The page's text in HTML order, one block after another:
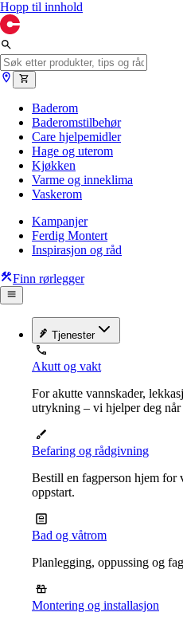
Hopp til innhold
Baderom
Baderomstilbehør
Care hjelpemidler
Hage og uterom
Kjøkken
Varme og inneklima
Vaskerom
Kampanjer
Ferdig Montert
Inspirasjon og råd
Finn rørlegger
Tjenester
Akutt og vakt
For akutte vannskader,
utrykning – vi hjelper deg når
Befaring og rådgivning
Bestill en fagperson hjem
oppstart.
Bad og våtrom
Planlegging, oppussing og
Montering og installasjon